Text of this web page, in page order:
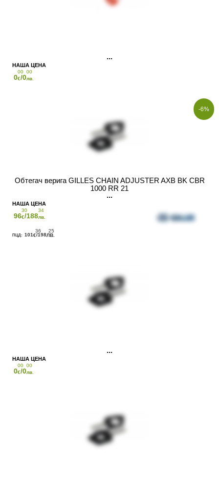
0
00
€/0
00
лв.
-6%
Обтегач верига GILLES CHAIN ADJUSTER AXB BK CBR
1000 RR 21
96
30
€/188
34
лв.
101
36
€/198
25
ЛВ.
0
00
€/0
00
лв.